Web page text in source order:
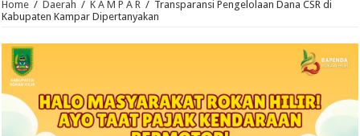
Home / Daerah / K A M P A R / Transparansi Pengelolaan Dana CSR di
Kabupaten Kampar Dipertanyakan